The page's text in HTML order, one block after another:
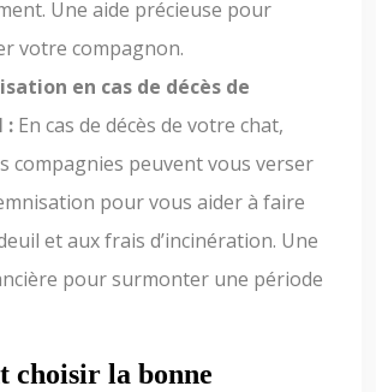
Une aide précieuse pour
votre compagnon.
en cas de décès de
: En cas de décès de votre chat,
compagnies peuvent vous verser
pour vous aider à faire
et aux frais d’incinération. Une
pour surmonter une période
choisir la bonne